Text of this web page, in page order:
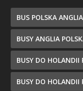
BUS POLSKA ANGLIA
BUSY ANGLIA
BUSY DO HOLANDII
BUSY DO HOLANDII